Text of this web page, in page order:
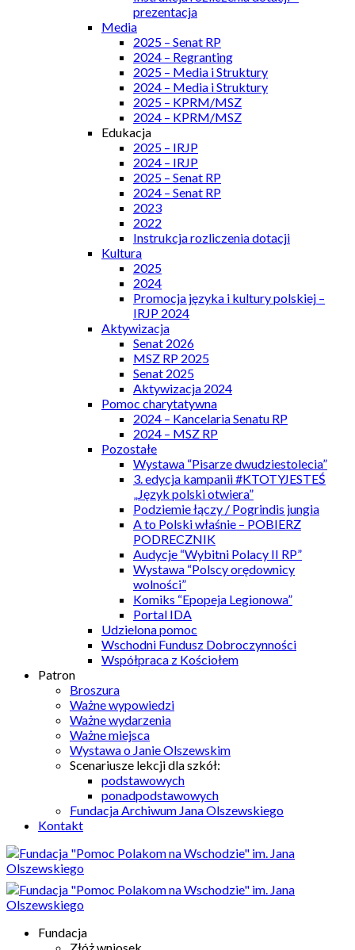
prezentacja
Media
2025 – Senat RP
2024 – Regranting
2025 – Media i Struktury
2024 – Media i Struktury
2025 – KPRM/MSZ
2024 – KPRM/MSZ
Edukacja
2025 – IRJP
2024 – IRJP
2025 – Senat RP
2024 – Senat RP
2023
2022
Instrukcja rozliczenia dotacji
Kultura
2025
2024
Promocja języka i kultury polskiej –
IRJP 2024
Aktywizacja
Senat 2026
MSZ RP 2025
Senat 2025
Aktywizacja 2024
Pomoc charytatywna
2024 – Kancelaria Senatu RP
2024 – MSZ RP
Pozostałe
Wystawa “Pisarze dwudziestolecia”
3. edycja kampanii #KTOTYJESTEŚ
„Język polski otwiera”
Podziemie łączy / Pogrindis jungia
A to Polski właśnie – POBIERZ
PODRECZNIK
Audycje “Wybitni Polacy II RP”
Wystawa “Polscy orędownicy
wolności”
Komiks “Epopeja Legionowa”
Portal IDA
Udzielona pomoc
Wschodni Fundusz Dobroczynności
Współpraca z Kościołem
Patron
Broszura
Ważne wypowiedzi
Ważne wydarzenia
Ważne miejsca
Wystawa o Janie Olszewskim
Scenariusze lekcji dla szkół:
podstawowych
ponadpodstawowych
Fundacja Archiwum Jana Olszewskiego
Kontakt
Fundacja